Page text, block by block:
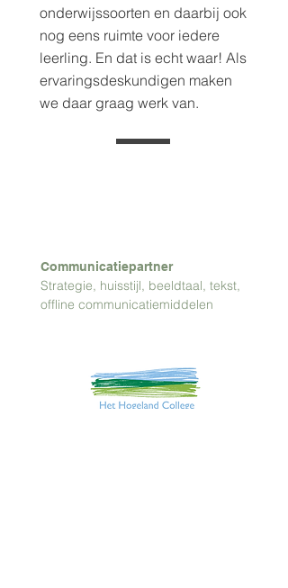
onderwijssoorten en daarbij ook
nog eens ruimte voor iedere
leerling. En dat is echt waar! Als
ervaringsdeskundigen maken
we daar graag werk van.
Communicatiepartner
Strategie, huisstijl, beeldtaal, tekst,
offline communicatiemiddelen